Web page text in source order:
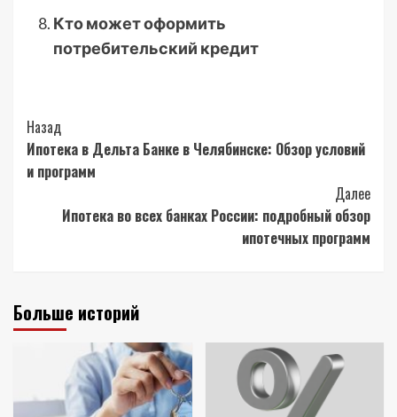
Кто может оформить
потребительский кредит
Post
Navigation
Назад
Ипотека в Дельта Банке в Челябинске: Обзор условий
и программ
Далее
Ипотека во всех банках России: подробный обзор
ипотечных программ
Больше историй